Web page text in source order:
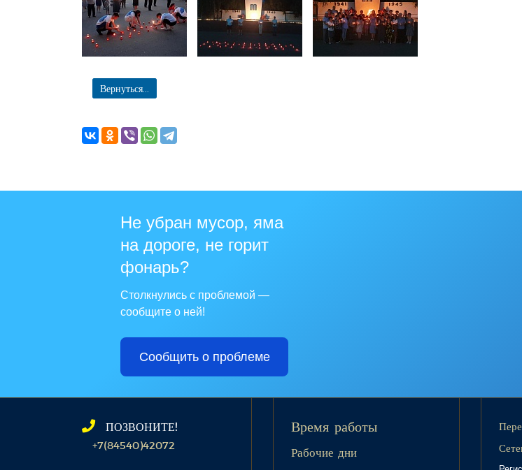
Вернуться...
Не убран мусор, яма
на дороге, не горит
фонарь?
Столкнулись с проблемой —
сообщите о ней!
Сообщить о проблеме
ПОЗВОНИТЕ!
+7(84540)42072
Время работы
Рабочие дни